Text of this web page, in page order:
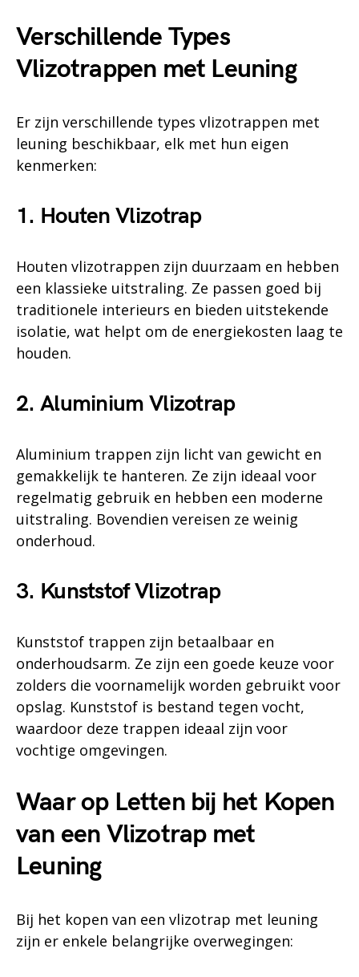
Verschillende Types
Vlizotrappen met Leuning
Er zijn verschillende types vlizotrappen met
leuning beschikbaar, elk met hun eigen
kenmerken:
1. Houten Vlizotrap
Houten vlizotrappen zijn duurzaam en hebben
een klassieke uitstraling. Ze passen goed bij
traditionele interieurs en bieden uitstekende
isolatie, wat helpt om de energiekosten laag te
houden.
2. Aluminium Vlizotrap
Aluminium trappen zijn licht van gewicht en
gemakkelijk te hanteren. Ze zijn ideaal voor
regelmatig gebruik en hebben een moderne
uitstraling. Bovendien vereisen ze weinig
onderhoud.
3. Kunststof Vlizotrap
Kunststof trappen zijn betaalbaar en
onderhoudsarm. Ze zijn een goede keuze voor
zolders die voornamelijk worden gebruikt voor
opslag. Kunststof is bestand tegen vocht,
waardoor deze trappen ideaal zijn voor
vochtige omgevingen.
Waar op Letten bij het Kopen
van een Vlizotrap met
Leuning
Bij het kopen van een vlizotrap met leuning
zijn er enkele belangrijke overwegingen: